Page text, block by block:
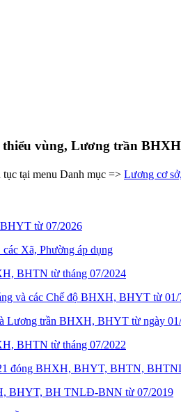
vùng, Lương trần
tại menu Danh mục => Lương cơ
từ 07/2026
Xã, Phường áp dụng
BHTN từ tháng 07/2024
và các Chế độ BHXH, BHYT từ
Lương trần BHXH, BHYT từ ngày
BHTN từ tháng 07/2022
đóng BHXH, BHYT, BHTN,
BHYT, BH TNLĐ-BNN từ 07/2019